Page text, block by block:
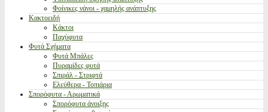
Φοίνικες νάνοι - χαμηλής ανάπτυξης
Κακτοειδή
Κάκτοι
Παχύφυτα
Φυτά Σχήματα
Φυτά Μπάλες
Πυραμίδες φυτά
Σπιράλ - Στριφτά
Ελεύθερα - Τοπιάρια
Σπορόφυτα - Αρωματικά
Σπορόφυτα άνοιξης